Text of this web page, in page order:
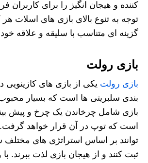
کننده و هیجان‌ انگیز را برای کاربران
توجه به تنوع بالای بازی‌ های اسلات هر
گزینه‌ ای متناسب با سلیقه و علاقه خود
بازی رولت
بازی رولت یکی از بازی‌ های
بندی سلبریتی ها است که بسیار
بازی شامل چرخاندن یک چرخ و پیش‌
است که توپ در آن قرار خواهد
توانند بر اساس استراتژی‌ های
ثبت کنند و از هیجان بازی لذت ببرند. با